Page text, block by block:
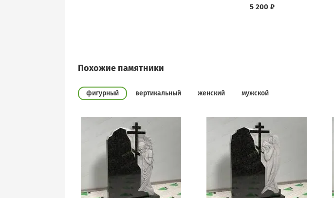
5 200 ₽
Похожие памятники
фигурный вертикальный женский мужской